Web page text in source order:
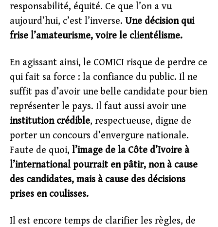
responsabilité, équité. Ce que l’on a vu
aujourd’hui, c’est l’inverse. Une décision qui
frise l’amateurisme, voire le clientélisme.
En agissant ainsi, le COMICI risque de perdre ce
qui fait sa force : la confiance du public. Il ne
suffit pas d’avoir une belle candidate pour bien
représenter le pays. Il faut aussi avoir une
institution crédible, respectueuse, digne de
porter un concours d’envergure nationale.
Faute de quoi, l’image de la Côte d’Ivoire à
l’international pourrait en pâtir, non à cause
des candidates, mais à cause des décisions
prises en coulisses.
Il est encore temps de clarifier les règles, de